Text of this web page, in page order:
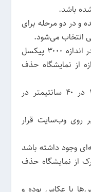
در دو مرحله برای
انتخاب می‌شود.
– طول بزرگ عکس‌های ارسالی باید در اندازه ۳۰۰۰ پیکسل
از نمایشگاه حذف
– عکس‌های منتخب در اندازه‌ی ۳۰ در ۴۰ سانتیمتر در
۱۰۰۰ پیکسل بر روی وب‌سایت قرار
وجود داشته باشد
از نمایشگاه حذف
با عکاس بوده و